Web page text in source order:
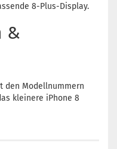
8-Plus-Display.
&
den Modellnummern
kleinere iPhone 8